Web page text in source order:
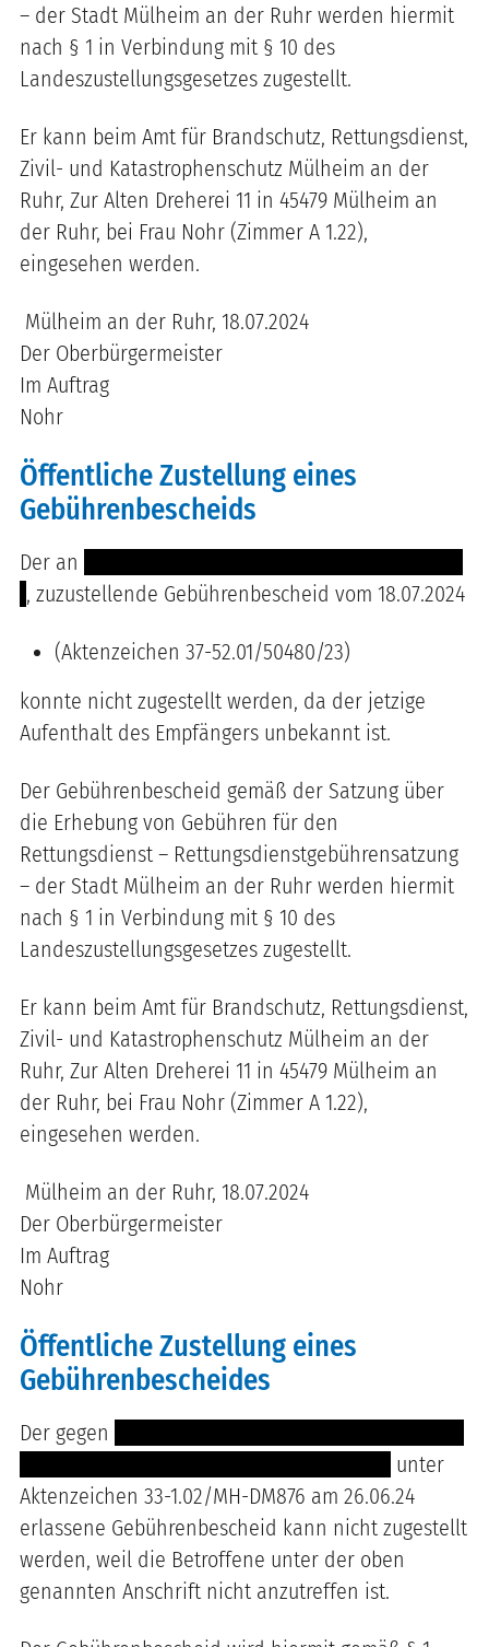
– der Stadt Mülheim an der Ruhr werden hiermit
nach § 1 in Verbindung mit § 10 des
Landeszustellungsgesetzes zugestellt.
Er kann beim Amt für Brandschutz, Rettungsdienst,
Zivil- und Katastrophenschutz Mülheim an der
Ruhr, Zur Alten Dreherei 11 in 45479 Mülheim an
der Ruhr, bei Frau Nohr (Zimmer A 1.22),
eingesehen werden.
Mülheim an der Ruhr, 18.07.2024
Der Oberbürgermeister
Im Auftrag
Nohr
Öffentliche Zustellung eines
Gebührenbescheids
Der an
, zuzustellende Gebührenbescheid vom 18.07.2024
(Aktenzeichen 37-52.01/50480/23)
konnte nicht zugestellt werden, da der jetzige
Aufenthalt des Empfängers unbekannt ist.
Der Gebührenbescheid gemäß der Satzung über
die Erhebung von Gebühren für den
Rettungsdienst – Rettungsdienstgebührensatzung
– der Stadt Mülheim an der Ruhr werden hiermit
nach § 1 in Verbindung mit § 10 des
Landeszustellungsgesetzes zugestellt.
Er kann beim Amt für Brandschutz, Rettungsdienst,
Zivil- und Katastrophenschutz Mülheim an der
Ruhr, Zur Alten Dreherei 11 in 45479 Mülheim an
der Ruhr, bei Frau Nohr (Zimmer A 1.22),
eingesehen werden.
Mülheim an der Ruhr, 18.07.2024
Der Oberbürgermeister
Im Auftrag
Nohr
Öffentliche Zustellung eines
Gebührenbescheides
Der gegen
unter
Aktenzeichen 33-1.02/MH-DM876 am 26.06.24
erlassene Gebührenbescheid kann nicht zugestellt
werden, weil die Betroffene unter der oben
genannten Anschrift nicht anzutreffen ist.